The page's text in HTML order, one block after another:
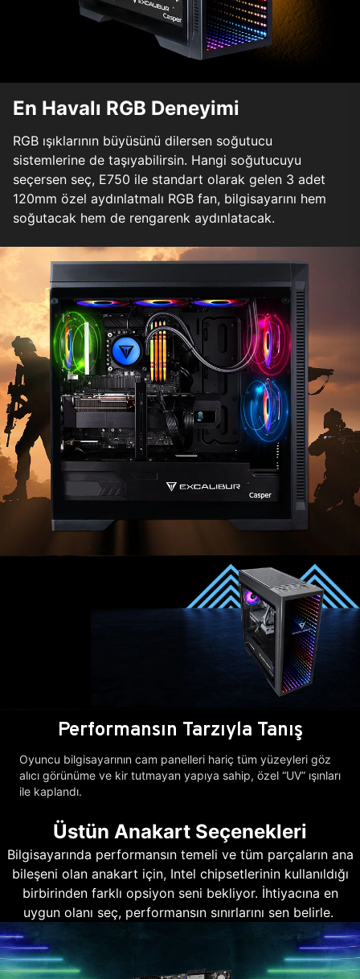
En Havalı RGB Deneyimi
RGB ışıklarının büyüsünü dilersen soğutucu
sistemlerine de taşıyabilirsin. Hangi soğutucuyu
seçersen seç, E750 ile standart olarak gelen 3 adet
120mm özel aydınlatmalı RGB fan, bilgisayarını hem
soğutacak hem de rengarenk aydınlatacak.
Performansın Tarzıyla Tanış
Oyuncu bilgisayarının cam panelleri hariç tüm yüzeyleri göz
alıcı görünüme ve kir tutmayan yapıya sahip, özel “UV” ışınları
ile kaplandı.
Üstün Anakart Seçenekleri
Bilgisayarında performansın temeli ve tüm parçaların ana
bileşeni olan anakart için, Intel chipsetlerinin kullanıldığı
birbirinden farklı opsiyon seni bekliyor. İhtiyacına en
uygun olanı seç, performansın sınırlarını sen belirle.